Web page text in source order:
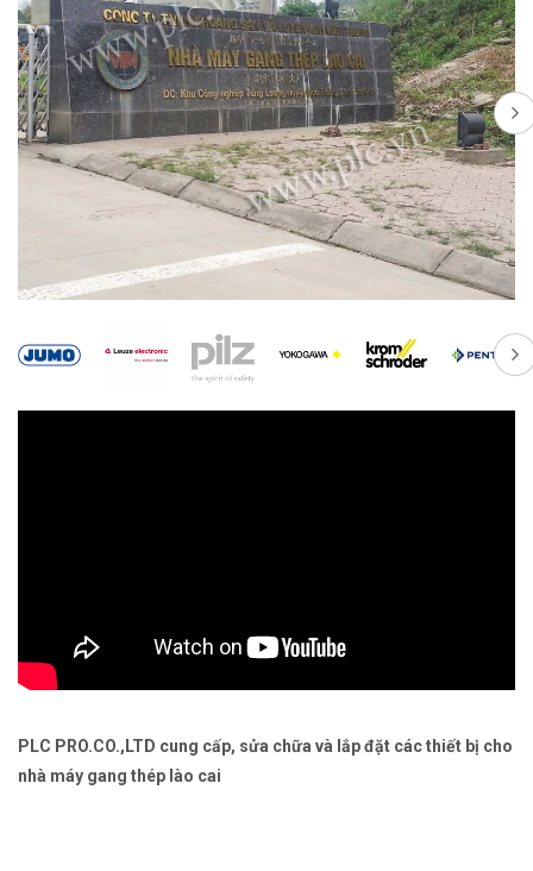
PLC PRO.CO.,LTD cung cấp, sửa chữa và lắp đặt các thiết bị cho
nhà máy gang thép lào cai